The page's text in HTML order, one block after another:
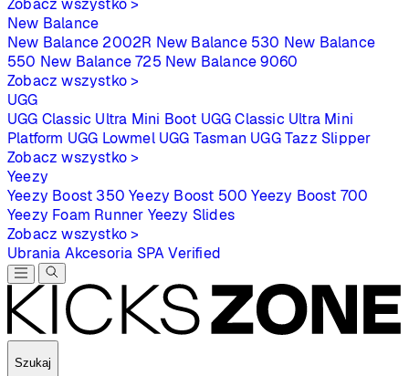
Zobacz wszystko >
New Balance
New Balance 2002R New Balance 530 New Balance
550 New Balance 725 New Balance 9060
Zobacz wszystko >
UGG
UGG Classic Ultra Mini Boot UGG Classic Ultra Mini
Platform UGG Lowmel UGG Tasman UGG Tazz Slipper
Zobacz wszystko >
Yeezy
Yeezy Boost 350 Yeezy Boost 500 Yeezy Boost 700
Yeezy Foam Runner Yeezy Slides
Zobacz wszystko >
Ubrania Akcesoria SPAVerified
Szukaj